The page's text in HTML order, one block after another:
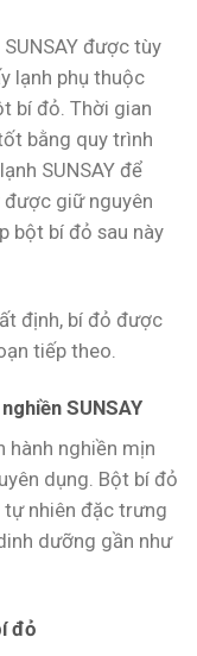
được tùy
lạnh phụ thuộc
bí đỏ. Thời gian
bằng quy trình
SUNSAY để
được giữ nguyên
bột bí đỏ sau này
định, bí đỏ được
tiếp theo.
SUNSAY
hành nghiền mịn
dụng. Bột bí đỏ
tự nhiên đặc trưng
dưỡng gần như
đỏ